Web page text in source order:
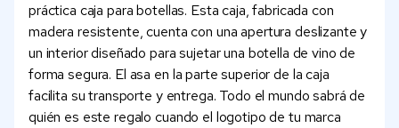
práctica caja para botellas. Esta caja, fabricada con
madera resistente, cuenta con una apertura deslizante y
un interior diseñado para sujetar una botella de vino de
forma segura. El asa en la parte superior de la caja
facilita su transporte y entrega. Todo el mundo sabrá de
quién es este regalo cuando el logotipo de tu marca